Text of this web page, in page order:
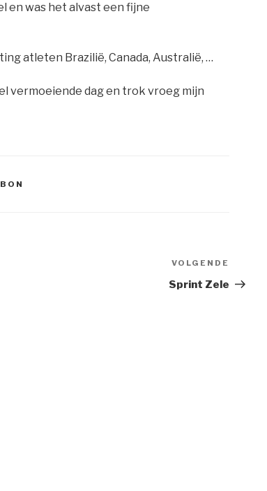
en was het alvast een fijne
atleten Brazilië, Canada, Australië, …
vermoeiende dag en trok vroeg mijn
Bericht
VOLGENDE
Sprint Zele